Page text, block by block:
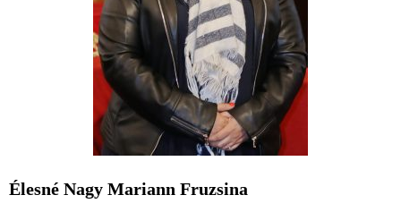
Élesné Nagy Mariann Fruzsina